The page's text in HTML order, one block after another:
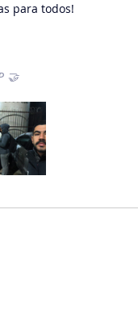
para todos!
🤝